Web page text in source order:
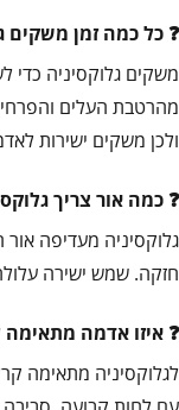
כל כמה זמן משקים
משקים גלוקסיניה כדי
מהרטבת העלים
ולכן משקים ישירות
כמה אור צריך
גלוקסיניה מעדיפה
חזקה. שמש ישירה
איזו אדמה מתאימה
לגלוקסיניה מתאימה